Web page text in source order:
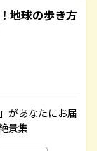
地球の歩き方
があなたにお届
景集